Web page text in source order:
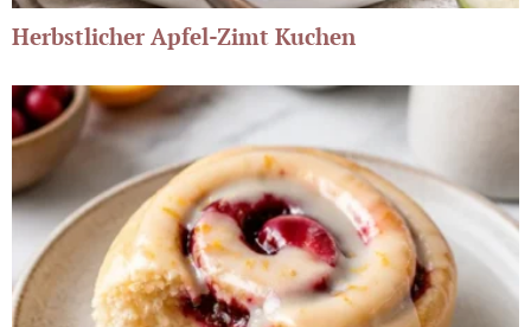
Herbstlicher Apfel-Zimt Kuchen